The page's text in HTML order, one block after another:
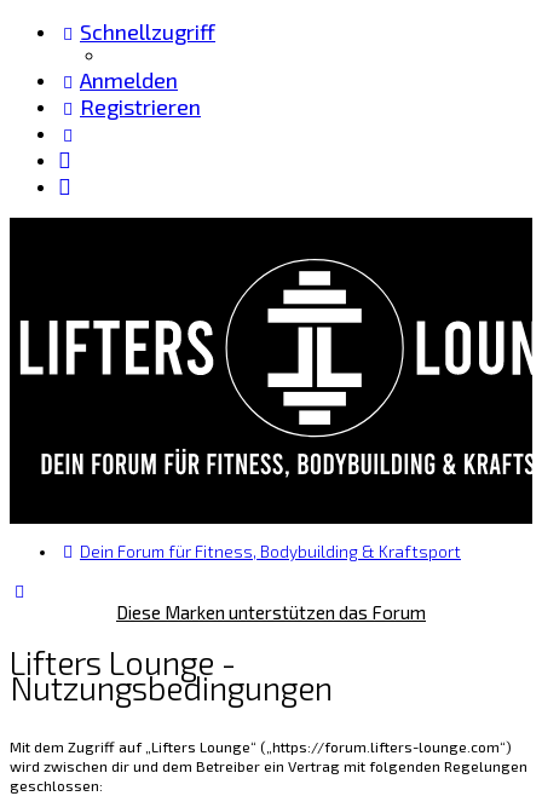
Schnellzugriff
Anmelden
Registrieren
Dein Forum für Fitness, Bodybuilding & Kraftsport
Diese Marken unterstützen das Forum
Lifters Lounge -
Nutzungsbedingungen
Mit dem Zugriff auf „Lifters Lounge“ („https://forum.lifters-lounge.com“)
wird zwischen dir und dem Betreiber ein Vertrag mit folgenden Regelungen
geschlossen: